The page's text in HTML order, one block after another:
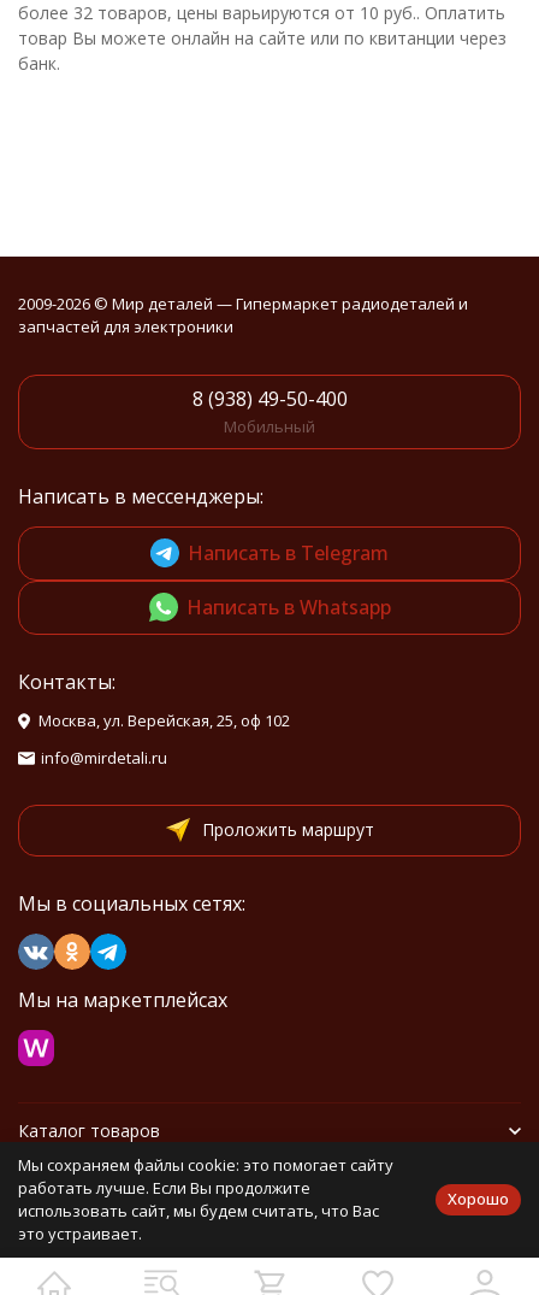
более 32 товаров, цены варьируются от 10 руб.. Оплатить
товар Вы можете онлайн на сайте или по квитанции через
банк.
2009-2026 © Мир деталей — Гипермаркет радиодеталей и
запчастей для электроники
8 (938) 49-50-400
Мобильный
Написать в мессенджеры:
Написать в Telegram
Написать в Whatsapp
Контакты:
Москва, ул. Верейская, 25, оф 102
info@mirdetali.ru
Проложить маршрут
Мы в социальных сетях:
Мы на маркетплейсах
Каталог товаров
Информация
Политика персональных данных Карта сайта
Мы сохраняем файлы cookie: это помогает сайту
работать лучше. Если Вы продолжите
использовать сайт, мы будем считать, что Вас
это устраивает.
Хорошо